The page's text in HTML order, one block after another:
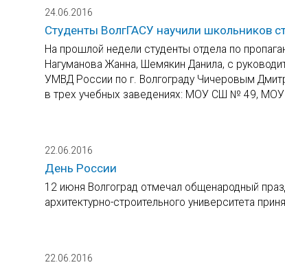
24.06.2016
Студенты ВолгГАСУ научили школьников
На прошлой недели студенты отдела по
Нагуманова Жанна, Шемякин Данила, с
УМВД России по г. Волгограду Чичеровым
в трех учебных заведениях: МОУ СШ № 49,
22.06.2016
День России
12 июня Волгоград отмечал общенародный
архитектурно-строительного университета
22.06.2016